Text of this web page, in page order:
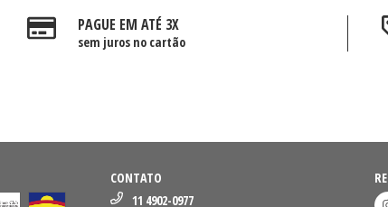
PAGUE EM ATÉ 3X
sem juros no cartão
CONTATO
11 4902-0977